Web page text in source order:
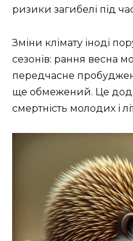
ризики загибелі під
Зміни клімату іноді
сезонів: рання весна
передчасне
ще обмежений. Це
смертність молодих і